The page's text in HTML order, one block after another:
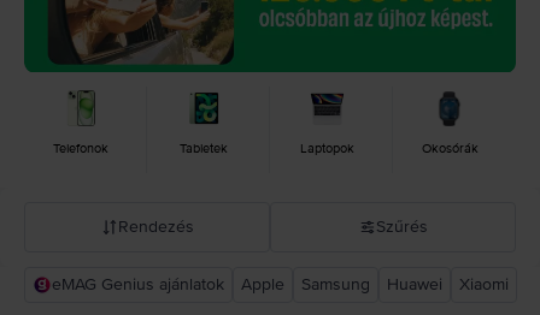
Telefonok Tabletek Laptopok Okosórák
Rendezés
Rejoy ajánlás
Szűrés
eMAG Genius ajánlatok Apple Samsung Huawei Xiaomi